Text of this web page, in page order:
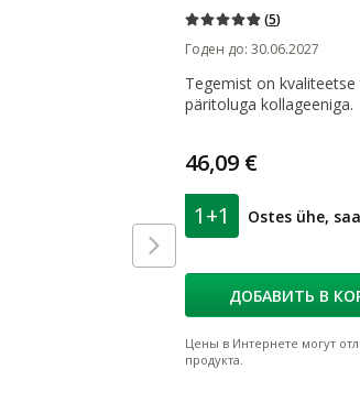
(5)
Годен до: 30.06.2027
Tegemist on
päritoluga kollageeniga.
46,09 €
1+1
Ostes ühe,
ДОБАВИТЬ В
Цены в Интернете могут
продукта.